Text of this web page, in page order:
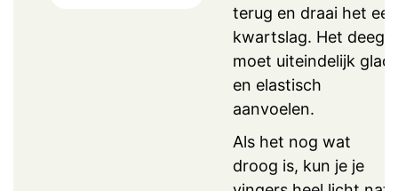
terug en draai het een
kwartslag. Het deeg
moet uiteindelijk glad
en elastisch
aanvoelen.
Als het nog wat
droog is, kun je je